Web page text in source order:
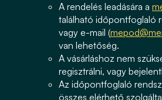
A rendelés leadására a
található időpontfoglaló
vagy e-mail (
van lehetőség.
A vásárláshoz nem
regisztrálni, vagy
Az időpontfoglaló
összes elérhető